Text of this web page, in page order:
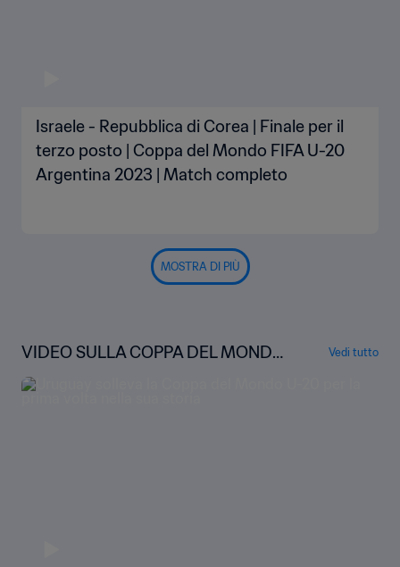
Israele - Repubblica di Corea | Finale per il
terzo posto | Coppa del Mondo FIFA U-20
Argentina 2023 | Match completo
MOSTRA DI PIÙ
VIDEO SULLA COPPA DEL MONDO
FIFA U-20
Vedi tutto